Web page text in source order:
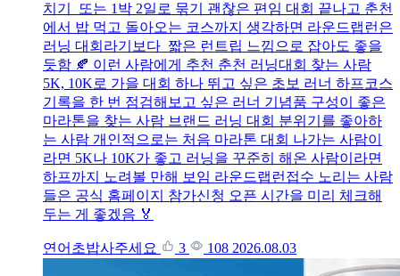
치기 또는 1박 2일로 묶기 괜찮은 편임 대회 끝나고 춘천
에서 밥 먹고 돌아오는 코스까지 생각하면 라운드랩런은
러닝 대회라기보다 짧은 런트립 느낌으로 잡아도 좋을
듯함 🍂 이런 사람에게 추천 춘천 러닝대회 찾는 사람
5K, 10K로 가을 대회 하나 뛰고 싶은 초보 러너 하프코스
기록을 한 번 점검해보고 싶은 러너 기념품 구성이 좋은
마라톤을 찾는 사람 브랜드 러닝 대회 분위기를 좋아하
는 사람 개인적으로는 처음 마라톤 대회 나가는 사람이
라면 5K나 10K가 좋고 러닝을 꾸준히 해온 사람이라면
하프까지 노려볼 만해 보임 라운드랩런접수 노리는 사람
들은 공식 홈페이지 참가신청 오픈 시간을 미리 체크해
두는 게 좋겠음 🏅
연어초밥사주세요 3 108 2026.08.03